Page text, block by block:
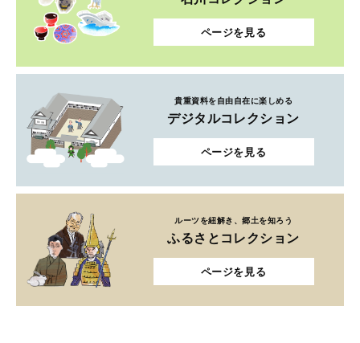
ページを見る
貴重資料を自由自在に楽しめる
デジタルコレクション
ページを見る
ルーツを紐解き、郷土を知ろう
ふるさとコレクション
ページを見る